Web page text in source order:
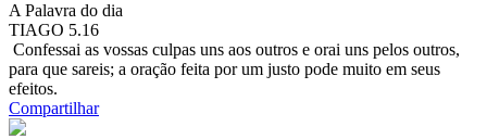
A Palavra do dia
TIAGO 5.16
Confessai as vossas culpas uns aos outros e orai uns pelos outros,
para que sareis; a oração feita por um justo pode muito em seus
efeitos.
Compartilhar